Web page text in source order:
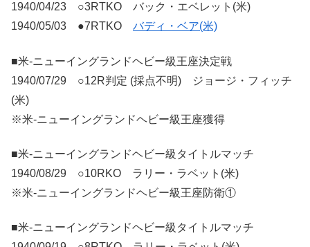
1940/04/23 ○3RTKO バック・エベレット(米)
1940/05/03 ●7RTKO バディ・ベア(米)
■米-ニューイングランドヘビー級王座決定戦
1940/07/29 ○12R判定 (採点不明) ジョージ・フィッチ
(米)
※米-ニューイングランドヘビー級王座獲得
■米-ニューイングランドヘビー級タイトルマッチ
1940/08/29 ○10RKO ラリー・ラベット(米)
※米-ニューイングランドヘビー級王座防衛①
■米-ニューイングランドヘビー級タイトルマッチ